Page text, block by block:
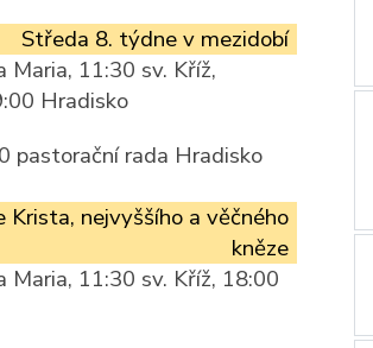
Středa 8. týdne v mezidobí
Maria, 11:30 sv. Kříž,
Hradisko
pastorační rada Hradisko
Krista, nejvyššího a věčného
kněze
Maria, 11:30 sv. Kříž, 18:00